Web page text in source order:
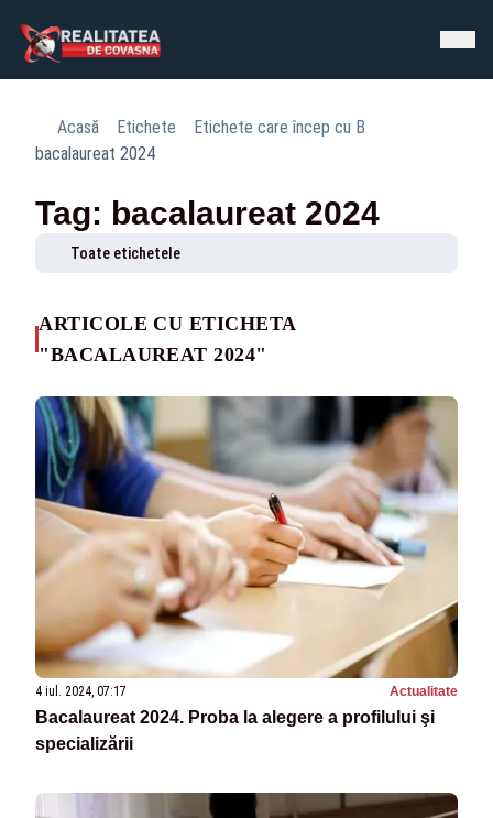
Acasă Etichete
Etichete care încep cu B
bacalaureat 2024
Tag: bacalaureat 2024
Toate etichetele
ARTICOLE CU ETICHETA
"BACALAUREAT 2024"
4 iul. 2024, 07:17 Actualitate
Bacalaureat 2024. Proba la alegere a profilului şi
specializării